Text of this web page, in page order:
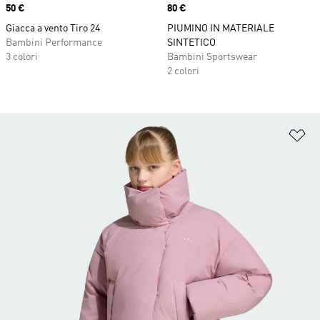
Price
50 €
Giacca a vento Tiro 24
Bambini Performance
3 colori
Price
80 €
PIUMINO IN MATERIALE
SINTETICO
Bambini Sportswear
2 colori